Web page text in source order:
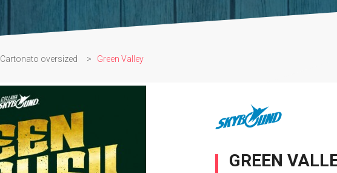
Cartonato oversized > Green Valley
GREEN